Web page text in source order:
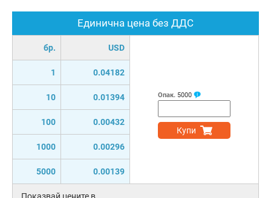
Единична цена без ДДС
бр. USD
1 0.04182
10 0.01394
100 0.00432
1000 0.00296
5000 0.00139
Опак. 5000
Купи
Показвай цените в